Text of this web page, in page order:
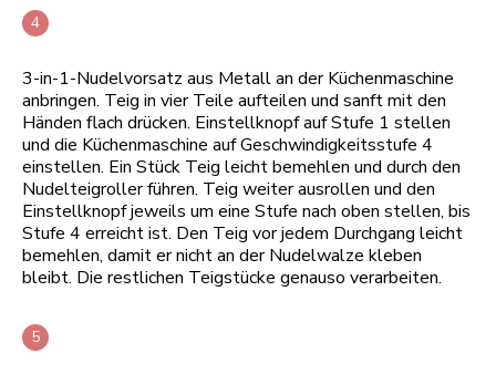
3-in-1-Nudelvorsatz aus Metall an der Küchenmaschine
anbringen. Teig in vier Teile aufteilen und sanft mit den
Händen flach drücken. Einstellknopf auf Stufe 1 stellen
und die Küchenmaschine auf Geschwindigkeitsstufe 4
einstellen. Ein Stück Teig leicht bemehlen und durch den
Nudelteigroller führen. Teig weiter ausrollen und den
Einstellknopf jeweils um eine Stufe nach oben stellen, bis
Stufe 4 erreicht ist. Den Teig vor jedem Durchgang leicht
bemehlen, damit er nicht an der Nudelwalze kleben
bleibt. Die restlichen Teigstücke genauso verarbeiten.